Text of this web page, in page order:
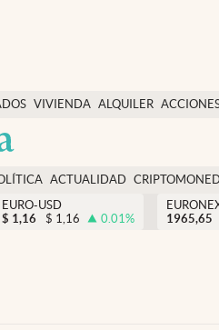
VIVIENDA ALQUILER
USA
ACTUALIDAD
EURO-USD
$ 1,16 $ 1,16 0.01%
1965,65